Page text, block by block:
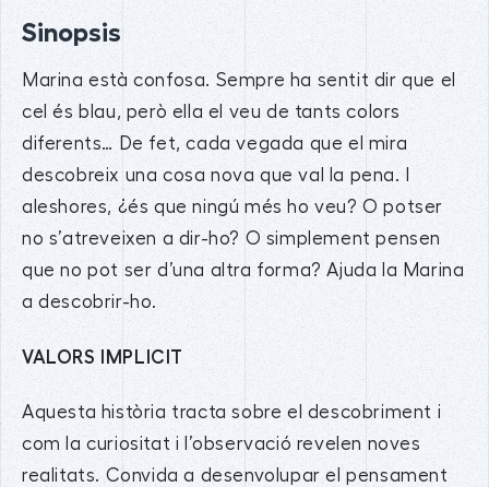
Sinopsis
Marina està confosa. Sempre ha sentit dir que el
cel és blau, però ella el veu de tants colors
diferents… De fet, cada vegada que el mira
descobreix una cosa nova que val la pena. I
aleshores, ¿és que ningú més ho veu? O potser
no s’atreveixen a dir-ho? O simplement pensen
que no pot ser d’una altra forma? Ajuda la Marina
a descobrir-ho.
VALORS IMPLICIT
Aquesta història tracta sobre el descobriment i
com la curiositat i l’observació revelen noves
realitats. Convida a desenvolupar el pensament